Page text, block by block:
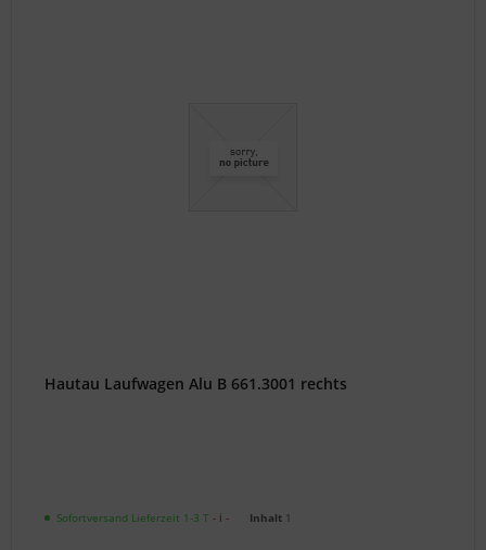
Hautau Laufwagen Alu B 661.3001 rechts
Sofortversand Lieferzeit 1-3 T- ℹ - Inhalt 1